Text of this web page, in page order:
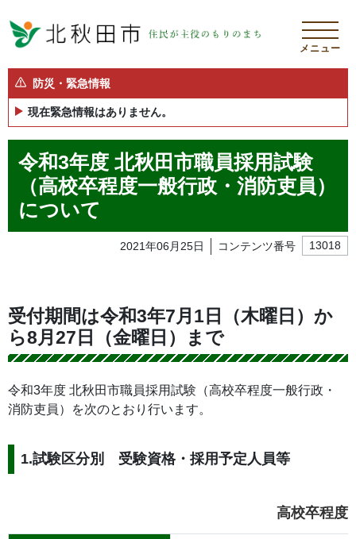
メニュー
防災・緊急情報
現在緊急情報はありません。
令和3年度 北秋田市職員採用試験
（高校卒程度一般行政・消防吏員）
について
2021年06月25日 コンテンツ番号 13018
受付期間は令和3年7月1日（木曜日）か
ら8月27日（金曜日）まで
令和3年度 北秋田市職員採用試験（高校卒程度一般行政・
消防吏員）を次のとおり行います。
1.試験区分別 受験資格・採用予定人員等
高校卒程度